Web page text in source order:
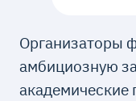
Организаторы
амбициозную